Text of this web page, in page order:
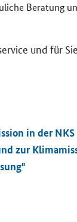
Be­ra­tung
und für
in der NKS
zur